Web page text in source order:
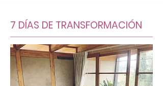
7 DÍAS DE TRANSFORMACIÓN